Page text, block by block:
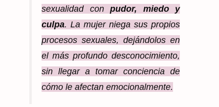
sexualidad con pudor, miedo y
culpa. La mujer niega sus propios
procesos sexuales, dejándolos en
el más profundo desconocimiento,
sin llegar a tomar conciencia de
cómo le afectan emocionalmente.